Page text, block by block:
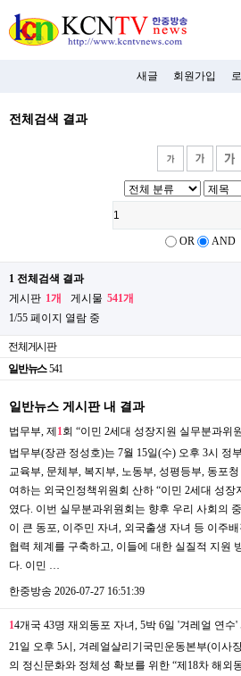
새글 회원가입
전체검색 결과
OR AND
1 전체검색 결과
게시판 1개 게시물 541개
1/55 페이지 열람 중
전체게시판
일반뉴스 541
일반뉴스 게시판 내 결과
법무부, 제1 회 “이민 2세대 성장지원 실무분과위
법무부(장관 정성호)는 7월 15일(수) 오후 3시 정
교육부, 문체부, 복지부, 노동부, 성평등부, 동포
여하는 외국인정책위원회 산하 “이민 2세대 성
였다. 이번 실무분과위원회는 향후 우리 사회의
이 큰 동포, 이주민 자녀, 외국출생 자녀 등 이주
협력 체계를 구축하고, 이들에 대한 실질적 지원
다. 이민 …
한중방송 2026-07-27 16:51:39
14개국 43명 재외동포 자녀, 5박 6일 '겨레얼 연수'
21일 오후 5시, 겨레얼살리기국민운동본부(이사
의 정신문화와 정체성 확보를 위한 “제18차 해외